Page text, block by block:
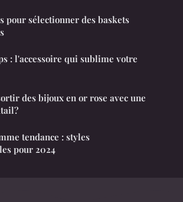
pour sélectionner des baskets
: l'accessoire qui sublime votre
des bijoux en or rose avec une
tendance : styles
pour 2024